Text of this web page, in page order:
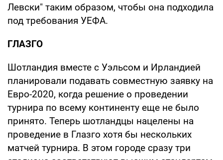
Левски" таким образом, чтобы она подходила
под требования УЕФА.
ГЛАЗГО
Шотландия вместе с Уэльсом и Ирландией
планировали подавать совместную заявку на
Евро-2020, когда решение о проведении
турнира по всему континенту еще не было
принято. Теперь шотландцы нацелены на
проведение в Глазго хотя бы нескольких
матчей турнира. В этом городе сразу три